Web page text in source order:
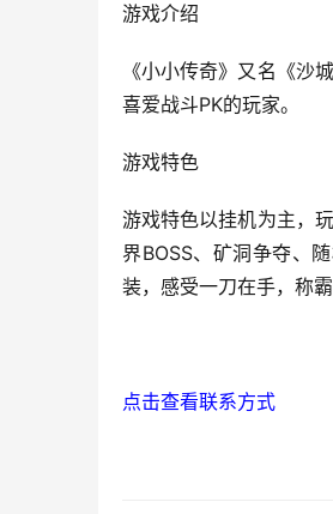
游戏介绍
《小小传奇》又名《沙
喜爱战斗PK的玩家。
游戏特色
游戏特色以挂机为主，
界BOSS、矿洞争夺、
装，感受一刀在手，称霸
点击查看联系方式